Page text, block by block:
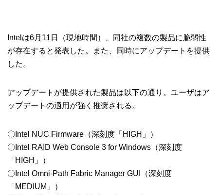
Intelは6月11日（現地時間）、同社の複数の製品に脆弱性
が存在すると発表した。また、同時にアップデートを提供
した。
アップデートが提供された製品は以下の通り。ユーザはア
ップデートの適用が強く推奨される。
〇Intel NUC Firmware（深刻度「HIGH」）
〇Intel RAID Web Console 3 for Windows（深刻度
「HIGH」）
〇Intel Omni-Path Fabric Manager GUI（深刻度
「MEDIUM」）